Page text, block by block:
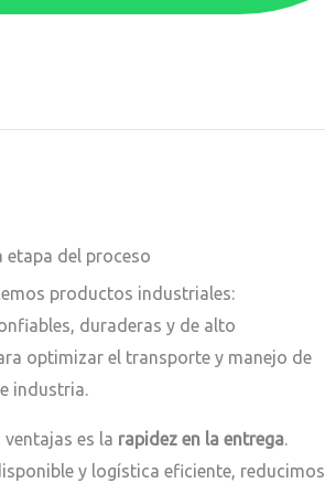
etapa del proceso
productos industriales:
duraderas y de alto
optimizar el transporte y manejo de
industria.
es la rapidez en la entrega
y logística eficiente, reducimos